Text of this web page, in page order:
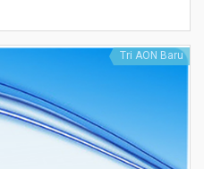
Tri AON Baru